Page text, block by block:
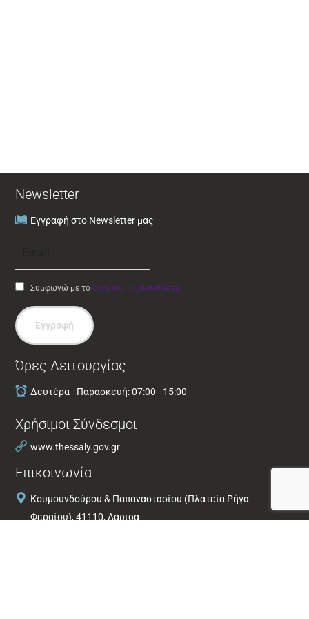
Newsletter
Εγγραφή στο Newsletter μας
Συμφωνώ με τοΌροι και Προϋποθέσεις
Εγγραφή
Ώρες Λειτουργίας
Δευτέρα - Παρασκευή: 07:00 - 15:00
Χρήσιμοι Σύνδεσμοι
www.thessaly.gov.gr
Επικοινωνία
Κουμουνδούρου & Παπαναστασίου (Πλατεία Ρήγα
Φεραίου), 41110, Λάρισα